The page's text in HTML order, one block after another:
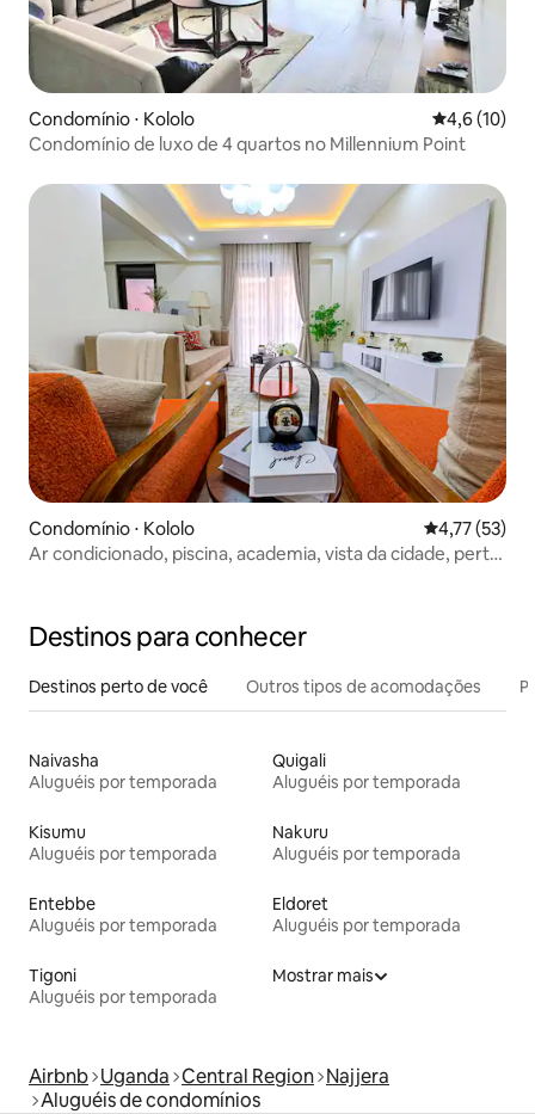
Condomínio ⋅ Kololo 4,6 de uma
4,6 (10)
Condomínio de luxo de 4 quartos no Millennium Point
Condomínio ⋅ Kololo 4,77 de uma
4,77 (53)
Ar condicionado, piscina, academia, vista da cidade, perto
Destinos para conhecer
Destinos perto de você Outros tipos de acomodações
Naivasha
Aluguéis por temporada
Quigali
Aluguéis por temporada
Kisumu
Aluguéis por temporada
Nakuru
Aluguéis por temporada
Entebbe
Aluguéis por temporada
Eldoret
Aluguéis por temporada
Tigoni
Aluguéis por temporada
Mostrar mais
Airbnb Uganda Central Region Najjera
Aluguéis de condomínios